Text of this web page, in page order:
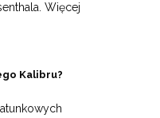
Więcej
Kalibru?